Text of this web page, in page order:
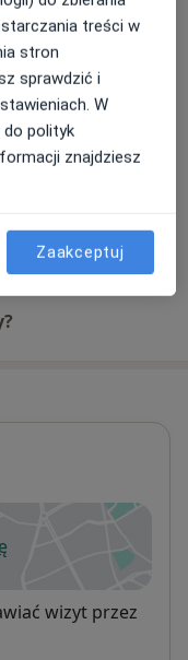
w nowej karcie
wizyt przez
treści w
stron
sprawdzić i
W
do polityk
znajdziesz
Zaakceptuj